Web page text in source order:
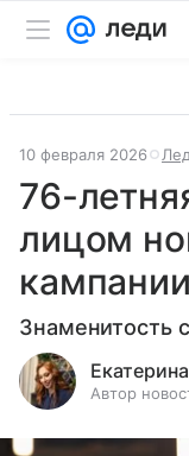
10 февраля 2026
76-
лицом
кампании
Знаменитость
Автор